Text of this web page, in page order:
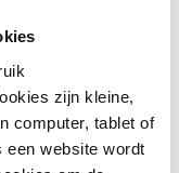
zijn kleine,
computer, tablet of
een website wordt
sluiten
een pilot
via onze